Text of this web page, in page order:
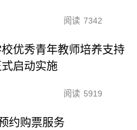
阅读 7342
校优秀青年教师培养支持
启动实施
阅读 5919
约购票服务